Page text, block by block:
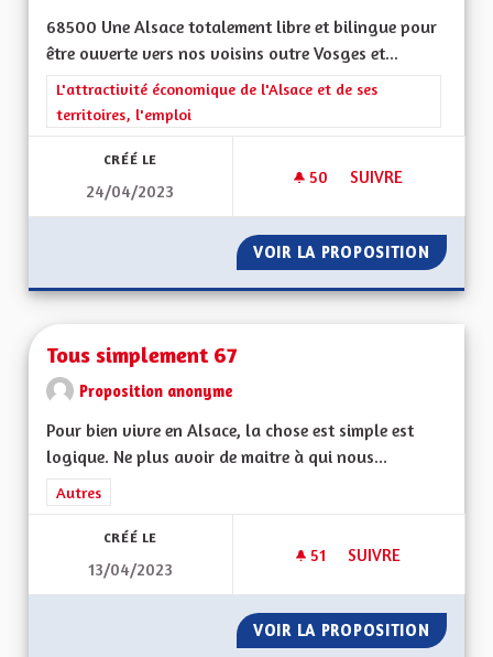
68500 Une Alsace totalement libre et bilingue pour
être ouverte vers nos voisins outre Vosges et...
Filtrer les résultats de la catégorie : L'attractivité
L'attractivité économique de l'Alsace et de ses
territoires, l'emploi
CRÉÉ LE
24/04/2023
50 50 ABONNÉS
SUIVRE
VOIR LA PROPOSITION
Tous simplement 67
Proposition anonyme
Pour bien vivre en Alsace, la chose est simple est
logique. Ne plus avoir de maitre à qui nous...
Filtrer les résultats de la catégorie : Autres
Autres
CRÉÉ LE
13/04/2023
51 51 ABONNÉS
SUIVRE
VOIR LA PROPOSITION TOUS